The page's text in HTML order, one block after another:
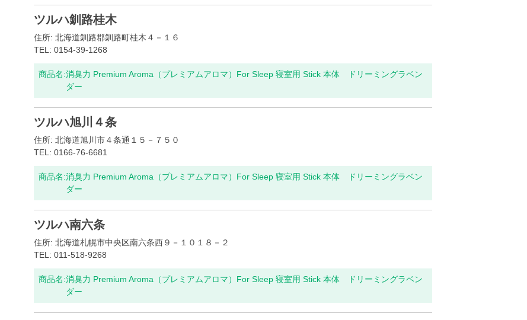
ツルハ釧路桂木
住所: 北海道釧路郡釧路町桂木４－１６
TEL: 0154-39-1268
商品名:消臭力 Premium Aroma（プレミアムアロマ）For Sleep 寝室用 Stick 本体 ドリーミングラベン
ダー
ツルハ旭川４条
住所: 北海道旭川市４条通１５－７５０
TEL: 0166-76-6681
商品名:消臭力 Premium Aroma（プレミアムアロマ）For Sleep 寝室用 Stick 本体 ドリーミングラベン
ダー
ツルハ南六条
住所: 北海道札幌市中央区南六条西９－１０１８－２
TEL: 011-518-9268
商品名:消臭力 Premium Aroma（プレミアムアロマ）For Sleep 寝室用 Stick 本体 ドリーミングラベン
ダー